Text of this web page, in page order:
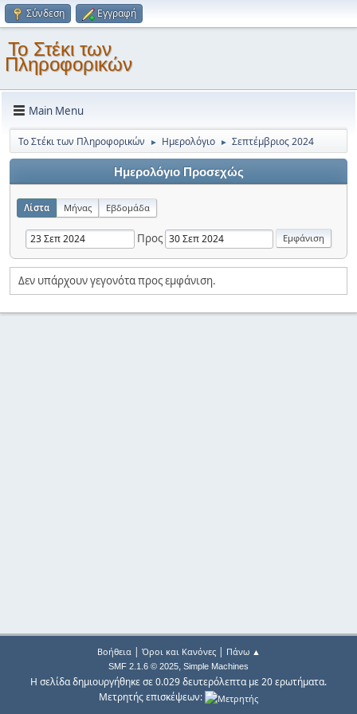
Σύνδεση Εγγραφή
Το Στέκι των
Πληροφορικών
Main Menu
Το Στέκι των Πληροφορικών ► Ημερολόγιο ► Σεπτέμβριος 2024
Ημερολόγιο Προσεχώς
Λίστα Μήνας Εβδομάδα
Προς
Δεν υπάρχουν γεγονότα προς εμφάνιση.
Βοήθεια| Όροι και Κανόνες| Πάνω ▲
SMF 2.1.6 © 2025, Simple Machines
Η σελίδα δημιουργήθηκε σε 0.029 δευτερόλεπτα με 20 ερωτήματα.
Μετρητής επισκέψεων: